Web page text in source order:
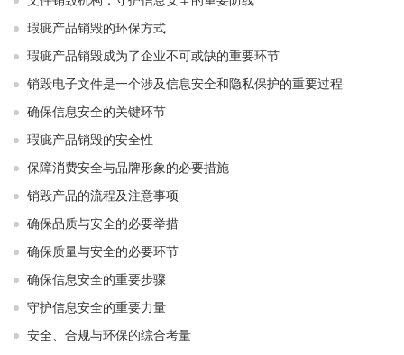
瑕疵产品销毁的环保方式
瑕疵产品销毁成为了企业不可或缺的重要环节
销毁电子文件是一个涉及信息安全和隐私保护的重要过程
确保信息安全的关键环节
瑕疵产品销毁的安全性
保障消费安全与品牌形象的必要措施
销毁产品的流程及注意事项
确保品质与安全的必要举措
确保质量与安全的必要环节
确保信息安全的重要步骤
守护信息安全的重要力量
安全、合规与环保的综合考量